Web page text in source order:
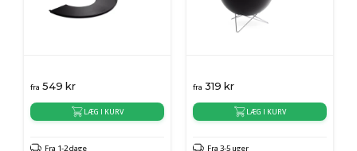
fra 549 kr
LÆG I KURV
Fra 1-2 dage
fra 319 kr
LÆG I KURV
Fra 3-5 uger